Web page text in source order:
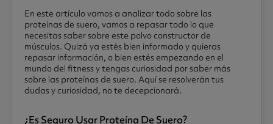
En este artículo vamos a analizar todo sobre las
proteínas de suero, vamos a repasar todo lo que
necesitas saber sobre este polvo constructor de
músculos. Quizá ya estés bien informado y quieras
repasar información, o bien estés empezando en el
mundo del fitness y tengas curiosidad por saber más
sobre las proteínas de suero. Aquí se resolverán tus
dudas y curiosidad, no te decepcionará.
¿es Seguro Usar Proteína De Suero?